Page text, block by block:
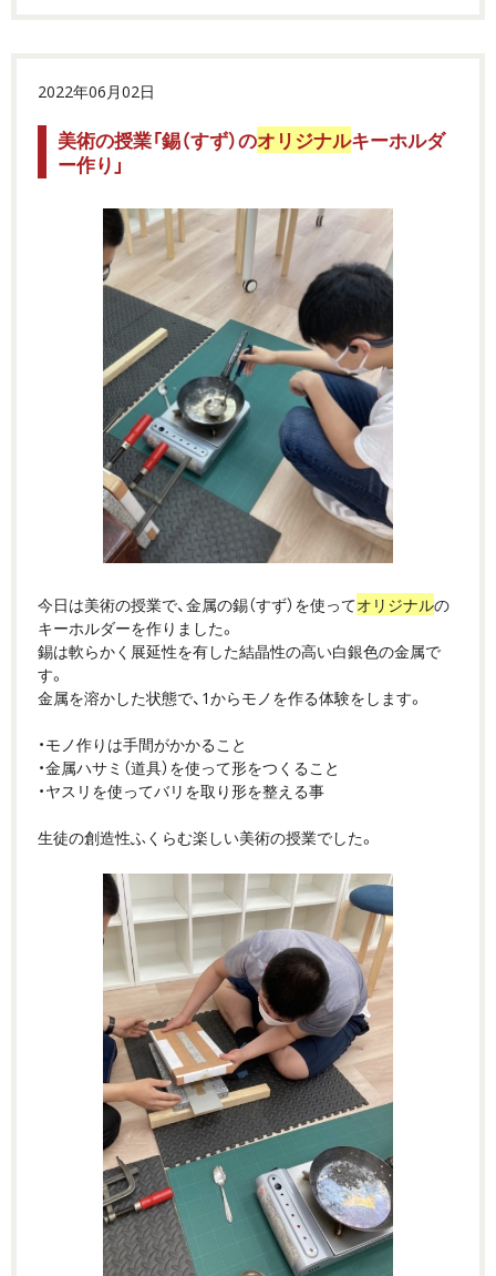
2022年06月02日
美術の授業「錫（すず）のオリジナルキーホルダ
ー作り」
今日は美術の授業で、金属の錫（すず）を使ってオリジナルの
キーホルダーを作りました。
錫は軟らかく展延性を有した結晶性の高い白銀色の金属で
す。
金属を溶かした状態で、1からモノを作る体験をします。
・モノ作りは手間がかかること
・金属ハサミ（道具）を使って形をつくること
・ヤスリを使ってバリを取り形を整える事
生徒の創造性ふくらむ楽しい美術の授業でした。